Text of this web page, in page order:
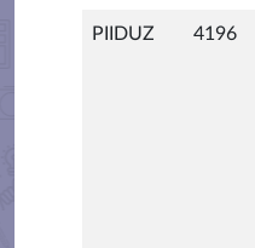
PIIDUZ 4196